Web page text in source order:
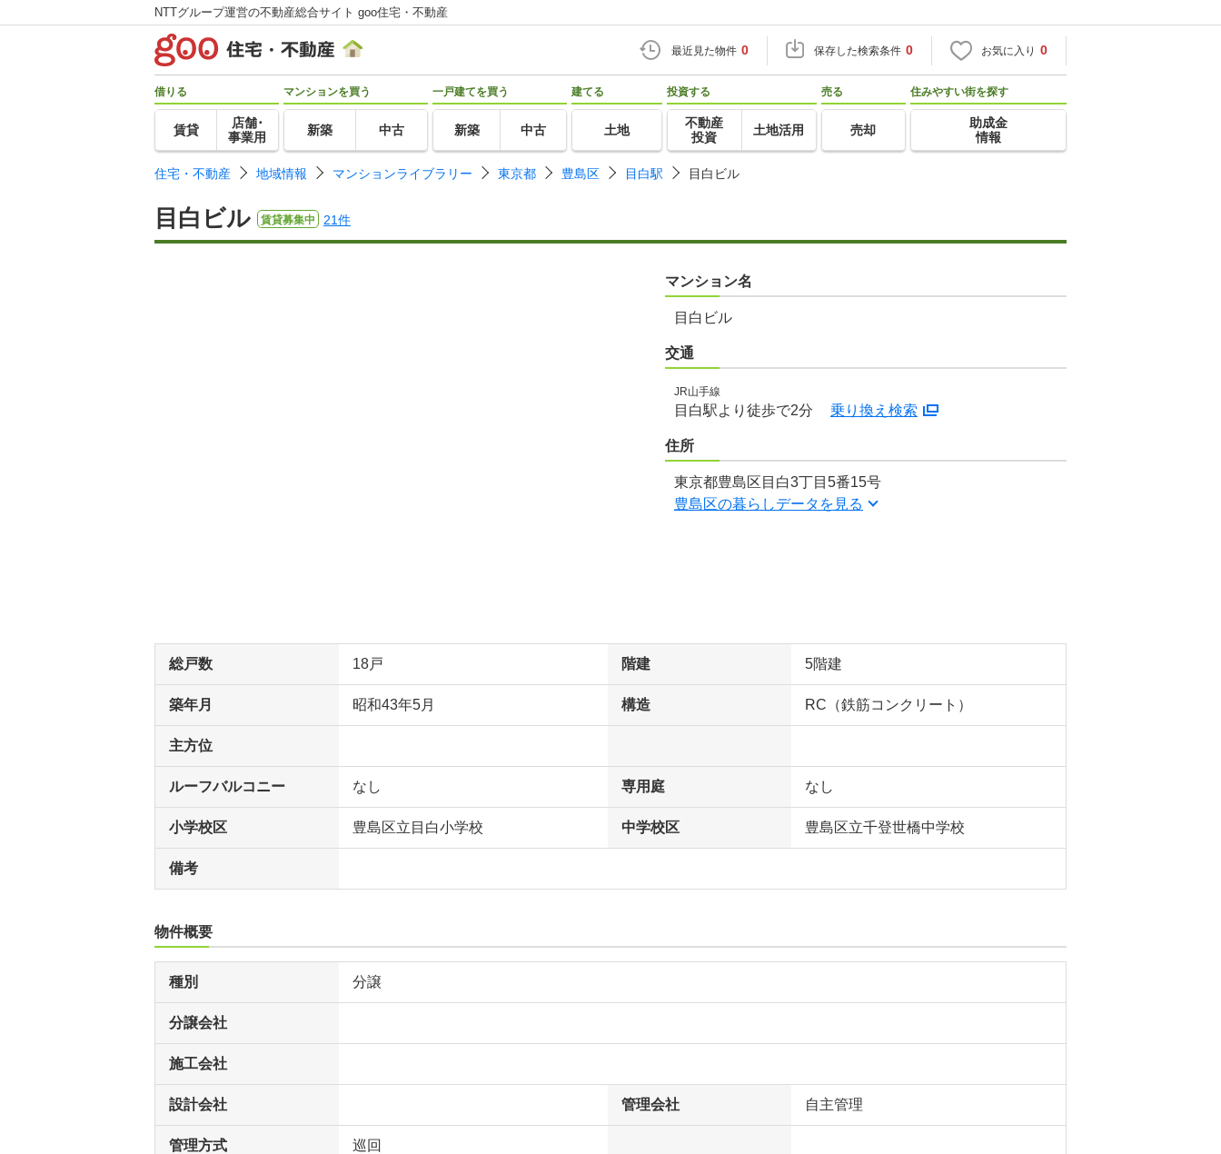
NTTグループ運営の不動産総合サイト goo住宅・不動産
最近見た物件 0 保存した検索条件 0 お気に入り 0
借りる
賃貸
店舗･
事業用
マンションを買う
新築 中古
一戸建てを買う
新築 中古
建てる
土地
投資する
不動産
投資
土地活用
売る
売却
住みやすい街を探す
助成金
情報
住宅・不動産 地域情報 マンションライブラリー 東京都 豊島区 目白駅 目白ビル
目白ビル 賃貸募集中 21件
マンション名
目白ビル
交通
JR山手線
目白駅より徒歩で2分 乗り換え検索
住所
東京都豊島区目白3丁目5番15号
豊島区の暮らしデータを見る
総戸数 18戸 階建 5階建
築年月 昭和43年5月 構造 RC（鉄筋コンクリート）
主方位
ルーフバルコニー なし 専用庭 なし
小学校区 豊島区立目白小学校 中学校区 豊島区立千登世橋中学校
備考
物件概要
種別 分譲
分譲会社
施工会社
設計会社 管理会社 自主管理
管理方式 巡回